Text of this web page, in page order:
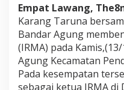
Empat Lawang,
Karang Taruna
Bandar Agung
(IRMA) pada
Agung Kecamatan
Pada kesempatan
sebagai ketua IRMA di